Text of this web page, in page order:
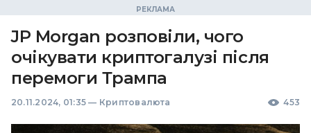
JP Morgan розповіли, чого
очікувати криптогалузі після
перемоги Трампа
20.11.2024, 01:35 — Криптовалюта 453